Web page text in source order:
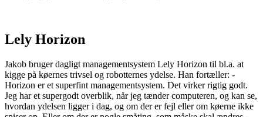
Lely Horizon
Jakob bruger dagligt managementsystem Lely Horizon til bl.a. at
kigge på køernes trivsel og robotternes ydelse. Han fortæller: -
Horizon er et superfint managementsystem. Det virker rigtig godt.
Jeg har et supergodt overblik, når jeg tænder computeren, og kan se,
hvordan ydelsen ligger i dag, og om der er fejl eller om køerne ikke